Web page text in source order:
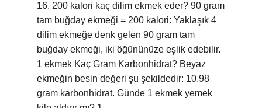
16. 200 kalori kaç dilim ekmek eder? 90 gram
tam buğday ekmeği = 200 kalori: Yaklaşık 4
dilim ekmeğe denk gelen 90 gram tam
buğday ekmeği, iki öğününüze eşlik edebilir.
1 ekmek Kaç Gram Karbonhidrat? Beyaz
ekmeğin besin değeri şu şekildedir: 10.98
gram karbonhidrat. Günde 1 ekmek yemek